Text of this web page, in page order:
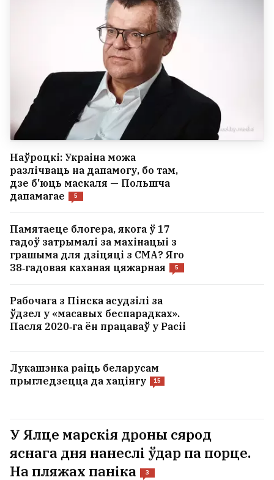
Наўроцкі: Украіна можа
разлічваць на дапамогу, бо там,
дзе б'юць маскаля — Польшча
дапамагае
5
Памятаеце блогера, якога ў 17
гадоў затрымалі за махінацыі з
грашыма для дзіцяці з СМА? Яго
38‑гадовая каханая цяжарная
5
Рабочага з Пінска асудзілі за
ўдзел у «масавых беспарадках».
Пасля 2020‑га ён працаваў у Расіі
Лукашэнка раіць беларусам
прыгледзецца да хацінгу
15
У Ялце марскія дроны сярод
яснага дня нанеслі ўдар па порце.
На пляжах паніка
3